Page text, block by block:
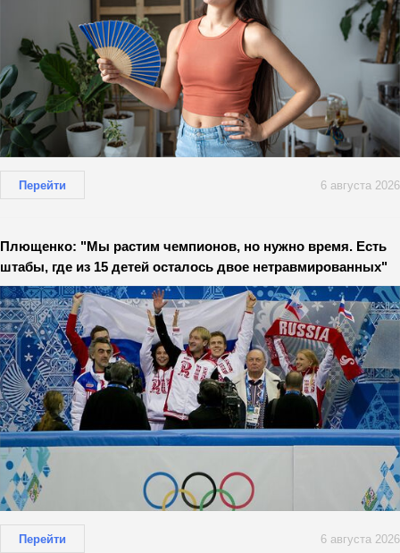
Перейти 6 августа 2026
Плющенко: "Мы растим чемпионов, но нужно время. Есть
штабы, где из 15 детей осталось двое нетравмированных"
Перейти 6 августа 2026